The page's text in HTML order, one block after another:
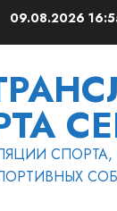
09.08.2026